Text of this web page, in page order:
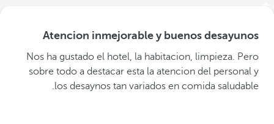
Atencion inmejorable y buenos desayunos
Nos ha gustado el hotel, la habitacion, limpieza. Pero
sobre todo a destacar esta la atencion del personal y
los desaynos tan variados en comida saludable.